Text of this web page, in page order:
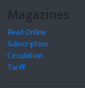
Magazines
Read Online
Subscription
Circulation
Tariff